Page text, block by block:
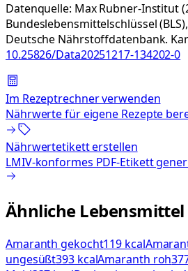
Datenquelle: Max Rubner-Institut
Bundeslebensmittelschlüssel
Deutsche Nährstoffdatenbank.
10.25826/Data20251217-134202-0
Im Rezeptrechner verwenden
Nährwerte für eigene Rezepte
Nährwertetikett erstellen
LMIV-konformes PDF-Etikett
Ähnliche Lebensmittel
Amaranth gekocht119 kcal
ungesüßt393 kcalAmaranth roh